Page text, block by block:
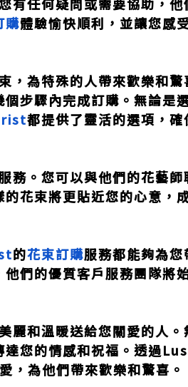
購體驗愉快順利，並讓您感
，為特殊的人帶來歡樂和驚
步驟內完成訂購。無論是
都提供了靈活的選項，確
務。您可以與他們的花藝師
花束將更貼近您的心意，
的花束訂購服務都能夠為您
們的優質客戶服務團隊將
麗和溫暖送給您關愛的人。
達您的情感和祝福。透過
，為他們帶來歡樂和驚喜。